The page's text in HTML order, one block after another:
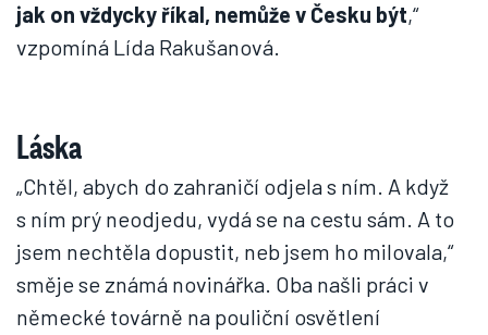
jak on vždycky říkal, nemůže v Česku být,“
vzpomíná Lída Rakušanová.
Láska
„Chtěl, abych do zahraničí odjela s ním. A když
s ním prý neodjedu, vydá se na cestu sám. A to
jsem nechtěla dopustit, neb jsem ho milovala,“
směje se známá novinářka. Oba našli práci v
německé továrně na pouliční osvětlení